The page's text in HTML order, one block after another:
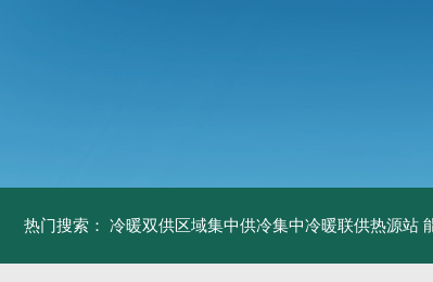
热门搜索： 冷暖双供区域集中供冷集中冷暖联供热源站